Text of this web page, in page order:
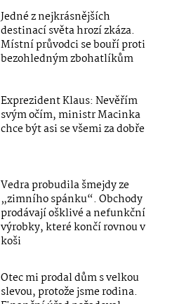
Jedné z nejkrásnějších
destinací světa hrozí zkáza.
Místní průvodci se bouří proti
bezohledným zbohatlíkům
Exprezident Klaus: Nevěřím
svým očím, ministr Macinka
chce být asi se všemi za dobře
Vedra probudila šmejdy ze
„zimního spánku“. Obchody
prodávají ošklivé a nefunkční
výrobky, které končí rovnou v
koši
Otec mi prodal dům s velkou
slevou, protože jsme rodina.